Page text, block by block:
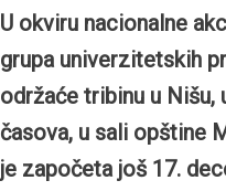
U okviru nacionalne
grupa univerzitetskih
održaće tribinu u Nišu,
časova, u sali opštine
je započeta još 17.